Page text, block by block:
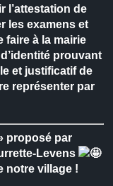
l’attestation de
les examens et
faire à la mairie
prouvant
et justificatif de
représenter par
proposé par
Levens
notre village !